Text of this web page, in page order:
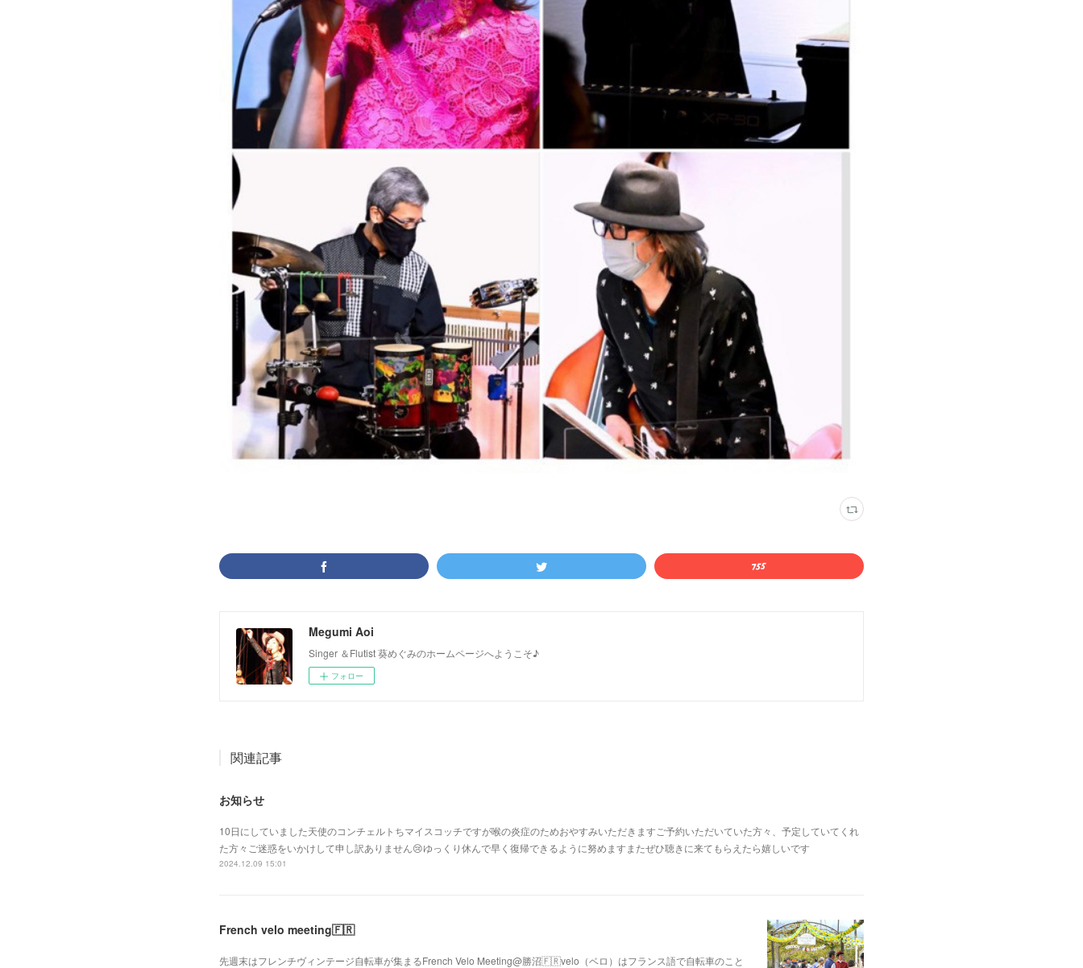
Megumi Aoi
Singer ＆Flutist 葵めぐみのホームページへようこそ♪
フォロー
関連記事
お知らせ
10日にしていました天使のコンチェルトちマイスコッチですが喉の炎症のためおやすみいただきますご予約いただいていた方々、予定していてくれ
た方々ご迷惑をいかけして申し訳ありません😢ゆっくり休んで早く復帰できるように努めますまたぜひ聴きに来てもらえたら嬉しいです
2024.12.09 15:01
French velo meeting🇫🇷
先週末はフレンチヴィンテージ自転車が集まるFrench Velo Meeting@勝沼🇫🇷velo（ベロ）はフランス語で自転車のこと